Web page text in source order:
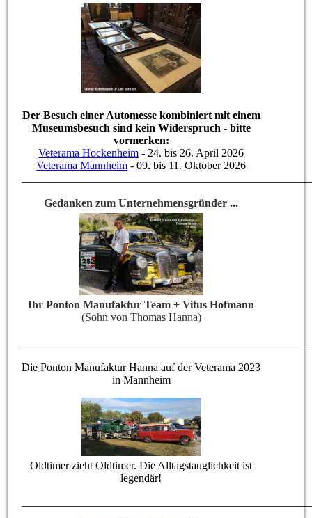
Der Besuch einer Automesse kombiniert mit einem
Museumsbesuch sind kein Widerspruch - bitte
vormerken:
Veterama Hockenheim - 24. bis 26. April 2026
Veterama Mannheim - 09. bis 11. Oktober 2026
Gedanken zum Unternehmensgründer ...
Ihr Ponton Manufaktur Team + Vitus Hofmann
(Sohn von Thomas Hanna)
Die Ponton Manufaktur Hanna auf der Veterama 2023
in Mannheim
Oldtimer zieht Oldtimer. Die Alltagstauglichkeit ist
legendär!